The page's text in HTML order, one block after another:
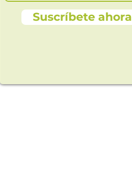
Suscríbete ahora